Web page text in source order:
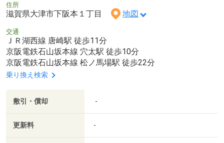
住所
滋賀県大津市下阪本１丁目 地図
交通
ＪＲ湖西線 唐崎駅 徒歩11分
京阪電鉄石山坂本線 穴太駅 徒歩10分
京阪電鉄石山坂本線 松ノ馬場駅 徒歩22分
乗り換え検索
敷引・償却 -
更新料 -